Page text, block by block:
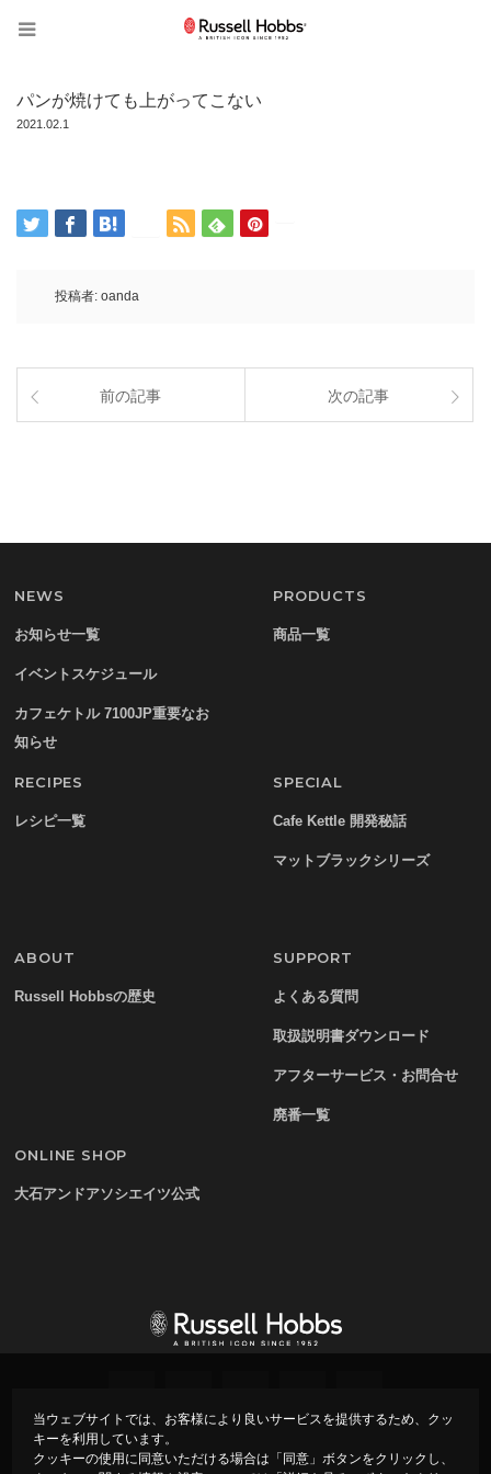
当ウェブサイトでは、お客様により良いサービスを提供するため、クッ
キーを利用しています。
クッキーの使用に同意いただける場合は「同意」ボタンをクリックし、
パンが焼けても上がってこない
2021.02.1
投稿者: oanda
前の記事 次の記事
NEWS
お知らせ一覧
イベントスケジュール
カフェケトル 7100JP重要なお
知らせ
PRODUCTS
商品一覧
RECIPES
レシピ一覧
SPECIAL
Cafe Kettle 開発秘話
マットブラックシリーズ
ABOUT
Russell Hobbsの歴史
SUPPORT
よくある質問
取扱説明書ダウンロード
アフターサービス・お問合せ
廃番一覧
ONLINE SHOP
大石アンドアソシエイツ公式
プライバシーポリシー